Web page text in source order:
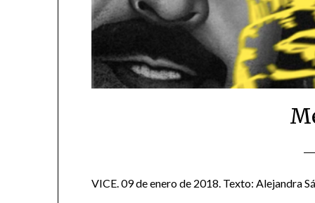
VICE. 09 de enero de 2018. Texto: Alejandra